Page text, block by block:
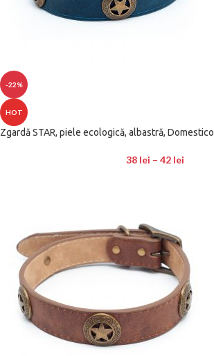
-22%
HOT
Zgardă STAR, piele ecologică, albastră, Domestico
38 lei – 42 lei